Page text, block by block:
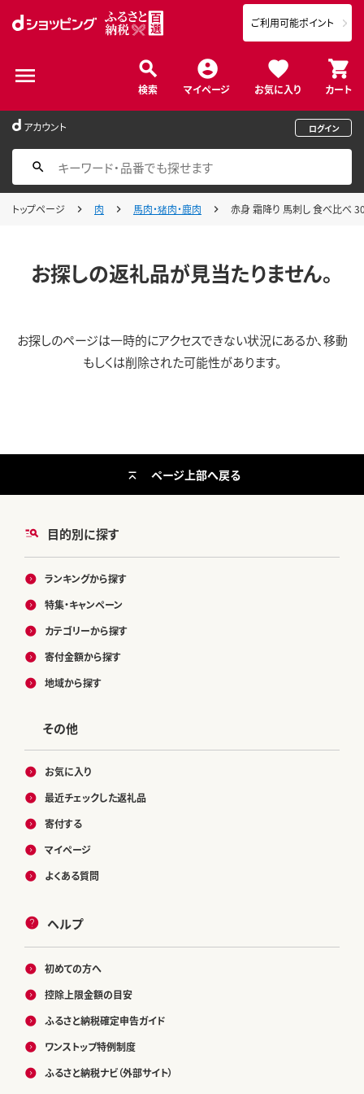
検索 マイページ お気に入り カート
ご利用可能ポイント
アカウント ログイン
トップページ 肉 馬肉・猪肉・鹿肉 赤身 霜降り 馬刺し 食べ比べ
お探しの返礼品が見当たりません。
お探しのページは一時的にアクセスできない状況にあるか、移動
もしくは削除された可能性があります。
目的別に探す
ランキングから探す
特集・キャンペーン
カテゴリーから探す
寄付金額から探す
地域から探す
その他
お気に入り
最近チェックした返礼品
寄付する
マイページ
よくある質問
ヘルプ
初めての方へ
控除上限金額の目安
ふるさと納税確定申告ガイド
ワンストップ特例制度
ふるさと納税ナビ（外部サイト）
ページ上部へ戻る